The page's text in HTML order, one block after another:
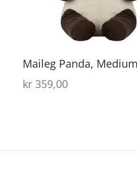
Maileg Panda, Medium
kr 359,00